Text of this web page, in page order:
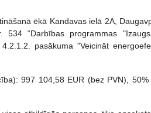
ēkā Kandavas ielā 2A,
“Darbības programmas
pasākuma "Veicināt
997 104,58 EUR (bez PVN),